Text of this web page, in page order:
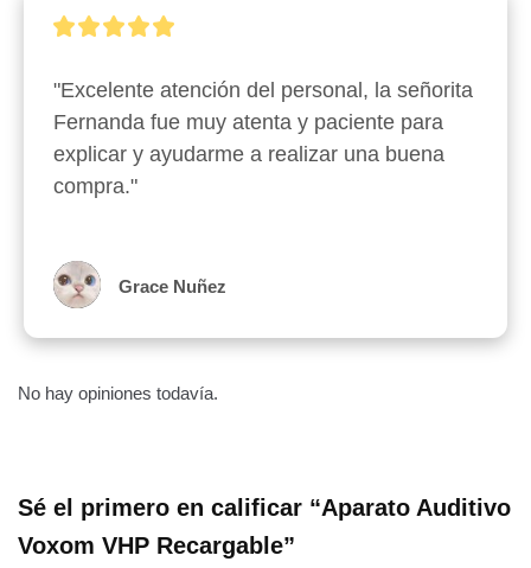
"Excelente atención del personal, la señorita
Fernanda fue muy atenta y paciente para
explicar y ayudarme a realizar una buena
compra."
Grace Nuñez
No hay opiniones todavía.
Sé el primero en calificar “Aparato Auditivo
Voxom VHP Recargable”